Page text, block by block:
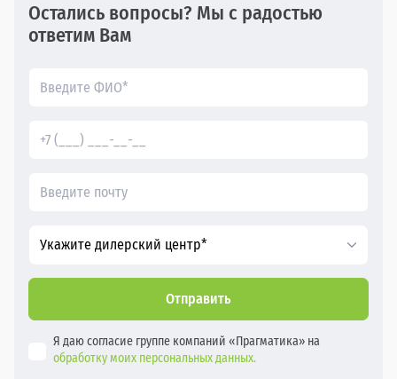
Остались вопросы? Мы с радостью
ответим Вам
Укажите дилерский центр*
Отправить
Я даю согласие группе компаний «Прагматика» на
обработку моих персональных данных.